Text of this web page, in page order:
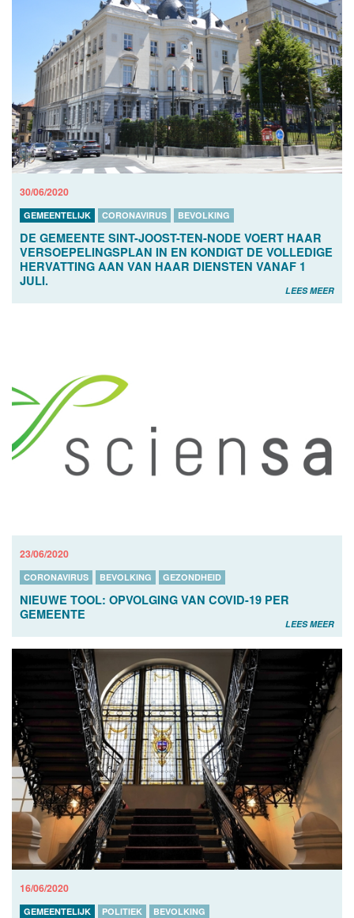
30/06/2020
GEMEENTELIJK CORONAVIRUS BEVOLKING
DE GEMEENTE SINT-JOOST-TEN-NODE VOERT HAAR
VERSOEPELINGSPLAN IN EN KONDIGT DE VOLLEDIGE
HERVATTING AAN VAN HAAR DIENSTEN VANAF 1
JULI.
LEES MEER
23/06/2020
CORONAVIRUS BEVOLKING GEZONDHEID
NIEUWE TOOL: OPVOLGING VAN COVID-19 PER
GEMEENTE
LEES MEER
16/06/2020
GEMEENTELIJK POLITIEK BEVOLKING